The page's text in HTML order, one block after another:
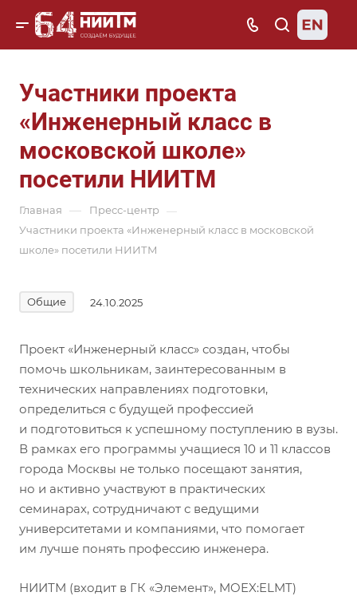
Участники проекта
«Инженерный класс в
московской школе»
посетили НИИТМ
Главная — Пресс-центр
—
Участники проекта «Инженерный класс в московской
школе» посетили НИИТМ
Общие 24.10.2025
Проект «Инженерный класс» создан, чтобы
помочь школьникам, заинтересованным в
технических направлениях подготовки,
определиться с будущей профессией
и подготовиться к успешному поступлению в вузы.
В рамках его программы учащиеся 10 и 11 классов
города Москвы не только посещают занятия,
но и активно участвуют в практических
семинарах, сотрудничают с ведущими
университетами и компаниями, что помогает
им лучше понять профессию инженера.
НИИТМ (входит в ГК «Элемент», MOEX:ELMT)